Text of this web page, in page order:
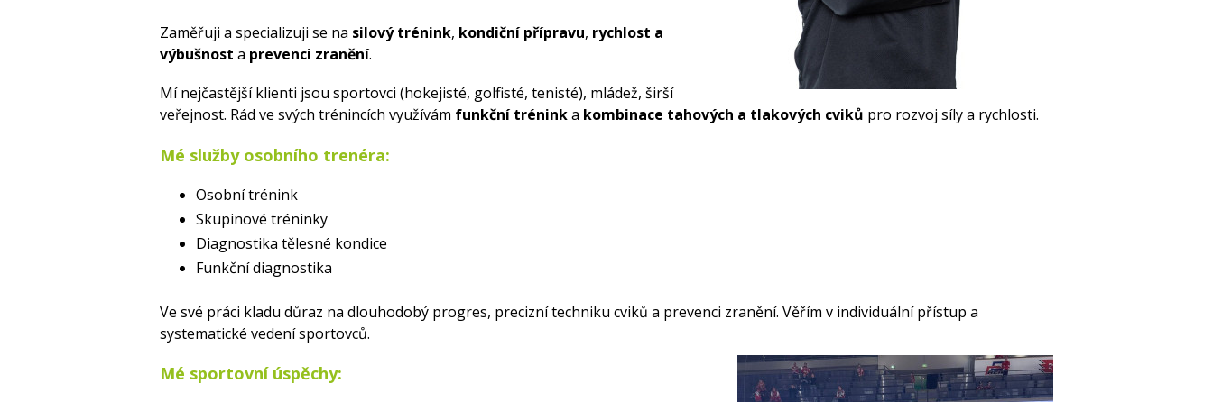
Zaměřuji a specializuji se na silový trénink, kondiční přípravu, rychlost a
výbušnost a prevenci zranění.
Mí nejčastější klienti jsou sportovci (hokejisté, golfisté, tenisté), mládež, širší
veřejnost. Rád ve svých trénincích využívám funkční tréninka kombinace tahových a tlakových cviků pro rozvoj síly a rychlosti.
Mé služby osobního trenéra:
Osobní trénink
Skupinové tréninky
Diagnostika tělesné kondice
Funkční diagnostika
Ve své práci kladu důraz na dlouhodobý progres, precizní techniku cviků a prevenci zranění. Věřím v individuální přístup a
systematické vedení sportovců.
Mé sportovní úspěchy: